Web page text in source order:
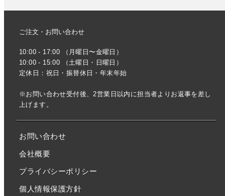
ご注文・お問い合わせ
10:00 - 17:00 （月曜日〜金曜日）
10:00 - 15:00 （土曜日・日曜日）
定休日：祝日・振替休日・年末年始
※お問い合わせ受付後、2営業日以内に担当者よりお返事を差し
上げます。
お問い合わせ
会社概要
プライバシーポリシー
個人情報保護方針